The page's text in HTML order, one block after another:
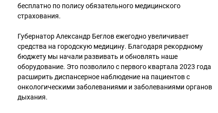
бесплатно по полису обязательного медицинского
страхования.
Губернатор Александр Беглов ежегодно увеличивает
средства на городскую медицину. Благодаря рекордному
бюджету мы начали развивать и обновлять наше
оборудование. Это позволило с первого квартала 2023 года
расширить диспансерное наблюдение на пациентов с
онкологическими заболеваниями и заболеваниями органов
дыхания.